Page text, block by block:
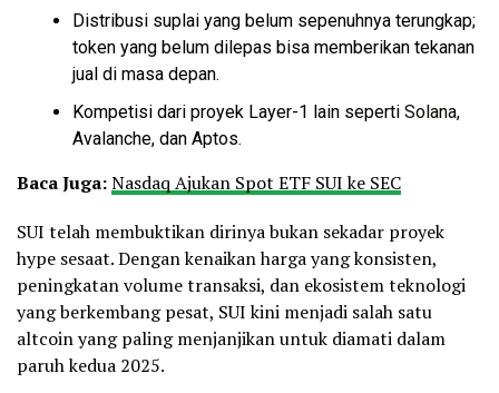
Distribusi suplai yang belum sepenuhnya terungkap;
token yang belum dilepas bisa memberikan tekanan
jual di masa depan.
Kompetisi dari proyek Layer-1 lain seperti Solana,
Avalanche, dan Aptos.
Baca Juga:Nasdaq Ajukan Spot ETF SUI ke SEC
SUI telah membuktikan dirinya bukan sekadar proyek
hype sesaat. Dengan kenaikan harga yang konsisten,
peningkatan volume transaksi, dan ekosistem teknologi
yang berkembang pesat, SUI kini menjadi salah satu
altcoin yang paling menjanjikan untuk diamati dalam
paruh kedua 2025.